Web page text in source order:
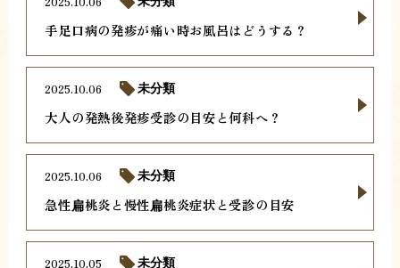
手足口病の発疹が痛い時お風呂はどうする？
大人の発熱後発疹受診の目安と何科へ？
2025.10.06 未分類
急性扁桃炎と慢性扁桃炎症状と受診の目安
2025.10.06 未分類
2025.10.05 未分類